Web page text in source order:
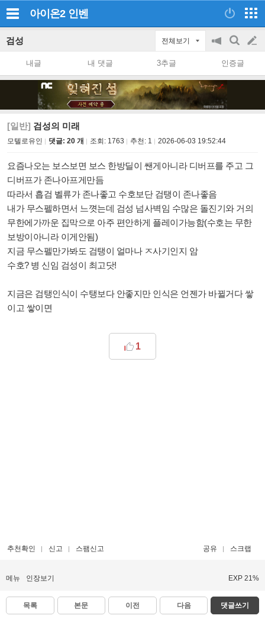
아이온2 인벤
검성 전체보기
공
on/off
검
색
글
쓰
내글 내 댓글 3추글 인증글
[일반] 검성의 미래
모텔로유인 댓글: 20 개 조회: 1763 추천: 1 2026-06-03 19:52:44
요즘나오는 보스보면 보스 한방딜이 쌘게아니라 디버프를 주고 그
디버프가 존나아프게만듬
따라서 흡검 벨류가 존나좋고 수호보단 검탱이 존나좋음
내가 무스펠하면서 느꼇는데 검성 넘사벽임 수많은 돌진기와 거의
무한에가까운 집막으로 아주 편안하게 플레이가능함(수호는 무한
보방이아니라 이게안됨)
지금 무스펠만가봐도 검탱이 얼마나 ㅈ사기인지 암
수호? 병 신임 검성이 최고닷!
지금은 검탱인식이 수탱보다 안좋지만 인식은 언젠가 바뀔거다 쌓
이고 쌓이면
1
추천확인 신고 스팸신고 공유 스크랩
메뉴 인장보기 EXP 21%
목록 본문 이전 다음 댓글쓰기